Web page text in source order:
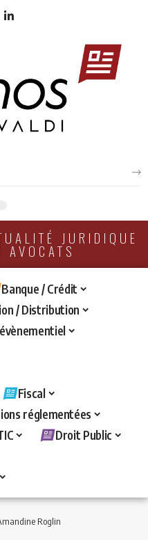
JURIDIQUE
Banque / Crédit
/ Distribution
Fiscal
réglementées
Droit Public
Roglin